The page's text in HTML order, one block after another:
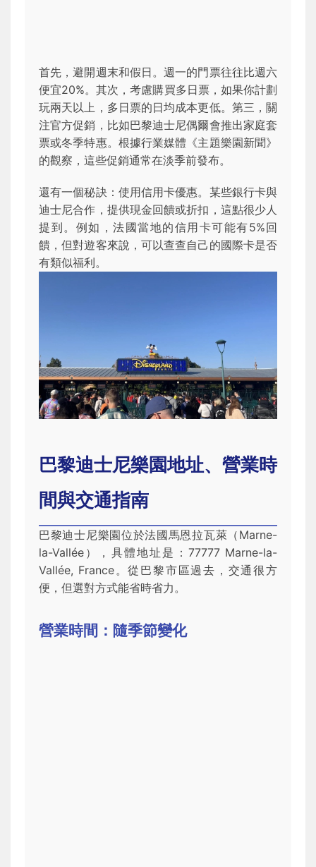
首先，避開週末和假日。週一的門票往往比週六
便宜20%。其次，考慮購買多日票，如果你計劃
玩兩天以上，多日票的日均成本更低。第三，關
注官方促銷，比如巴黎迪士尼偶爾會推出家庭套
票或冬季特惠。根據行業媒體《主題樂園新聞》
的觀察，這些促銷通常在淡季前發布。
還有一個秘訣：使用信用卡優惠。某些銀行卡與
迪士尼合作，提供現金回饋或折扣，這點很少人
提到。例如，法國當地的信用卡可能有5%回
饋，但對遊客來說，可以查查自己的國際卡是否
有類似福利。
巴黎迪士尼樂園地址、營業時
間與交通指南
巴黎迪士尼樂園位於法國馬恩拉瓦萊（Marne-
la-Vallée），具體地址是：77777 Marne-la-
Vallée, France。從巴黎市區過去，交通很方
便，但選對方式能省時省力。
營業時間：隨季節變化